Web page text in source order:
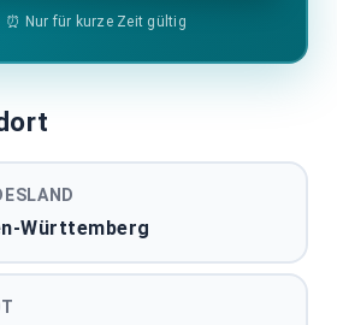
⏰ Nur für kurze Zeit gültig
Württemberg